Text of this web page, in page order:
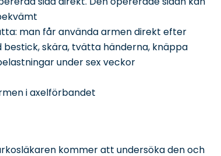
man får använda armen direkt efter
skära, tvätta händerna, knäppa
under sex veckor
i axelförbandet
kommer att undersöka den och